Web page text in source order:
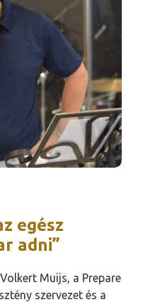
egész
adni”
Muijs, a Prepare
szervezet és a